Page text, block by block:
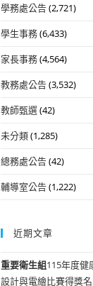
學務處公告(2,721)
學生事務(6,433)
家長事務(4,564)
教務處公告(3,532)
教師甄選(42)
未分類(1,285)
總務處公告(42)
輔導室公告(1,222)
近期文章
重要衛生組115年度健
設計與電繪比賽得獎